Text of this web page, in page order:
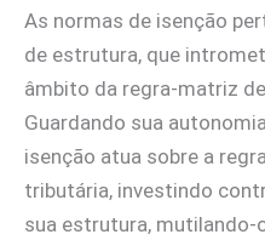
As normas de isenção
de estrutura, que
âmbito da regra-matriz
Guardando sua
isenção atua sobre a
tributária, investindo
sua estrutura, mutilando-